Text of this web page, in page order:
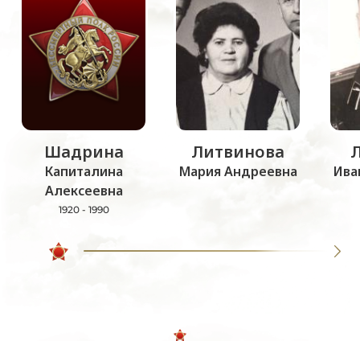
Шадрина
Капиталина
Алексеевна
1920 - 1990
Литвинова
Мария Андреевна